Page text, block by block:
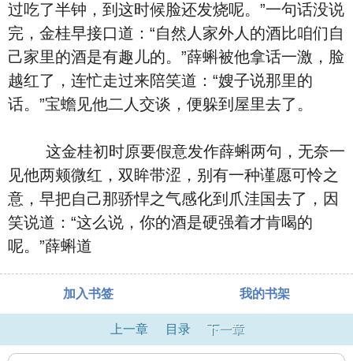
过吃了半钟，到这时候脸还发烧呢。”一句话没说
完，金桂早接口道：“自然人家外人的酒比咱们自
己家里的酒是有趣儿的。”薛蝌被他拿话一激，脸
越红了，连忙走过来陪笑道：“嫂子说那里的
话。”宝蟾见他二人交谈，便躲到屋里去了。
这金桂初时原要假意发作薛蝌两句，无奈一
见他两颊微红，双眸带涩，别有一种谨愿可怜之
意，早把自己那骄悍之气感化到爪洼国去了，因
笑说道：“这么说，你的酒是硬强着才肯喝的
呢。”薛蝌道
加入书签 我的书架
上一章 目录 下一章